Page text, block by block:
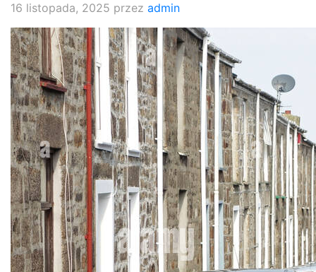
16 listopada, 2025 przez admin